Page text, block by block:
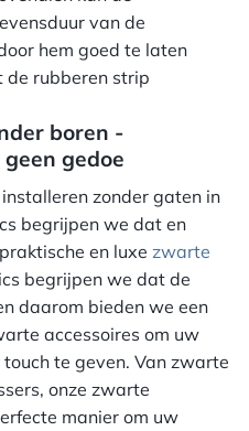
van de
hem goed te laten
de rubberen strip
boren -
gedoe
zonder gaten in
begrijpen we dat en
en luxe zwarte
begrijpen we dat de
daarom bieden we een
accessoires om uw
te geven. Van zwarte
onze zwarte
manier om uw